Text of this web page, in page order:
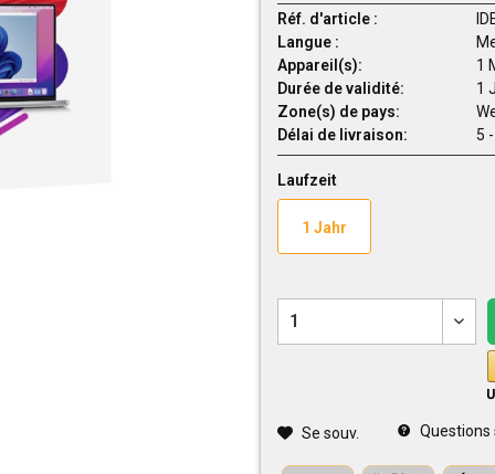
Réf. d'article :
Langue :
Appareil(s):
1
Durée de validité:
1
Zone(s) de pays:
Délai de livraison:
5
Laufzeit
1 Jahr
Se souv. Questions